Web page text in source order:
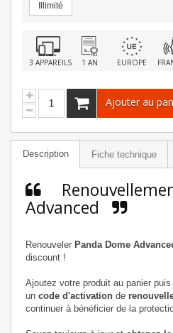
Illimité
3 APPAREILS 1 AN EUROPE
Ajouter au
Description Fiche technique
Advanced
Renouveler Panda Dome
discount !
Ajoutez votre produit au panier
un code d'activation de
continuer à bénéficier de la